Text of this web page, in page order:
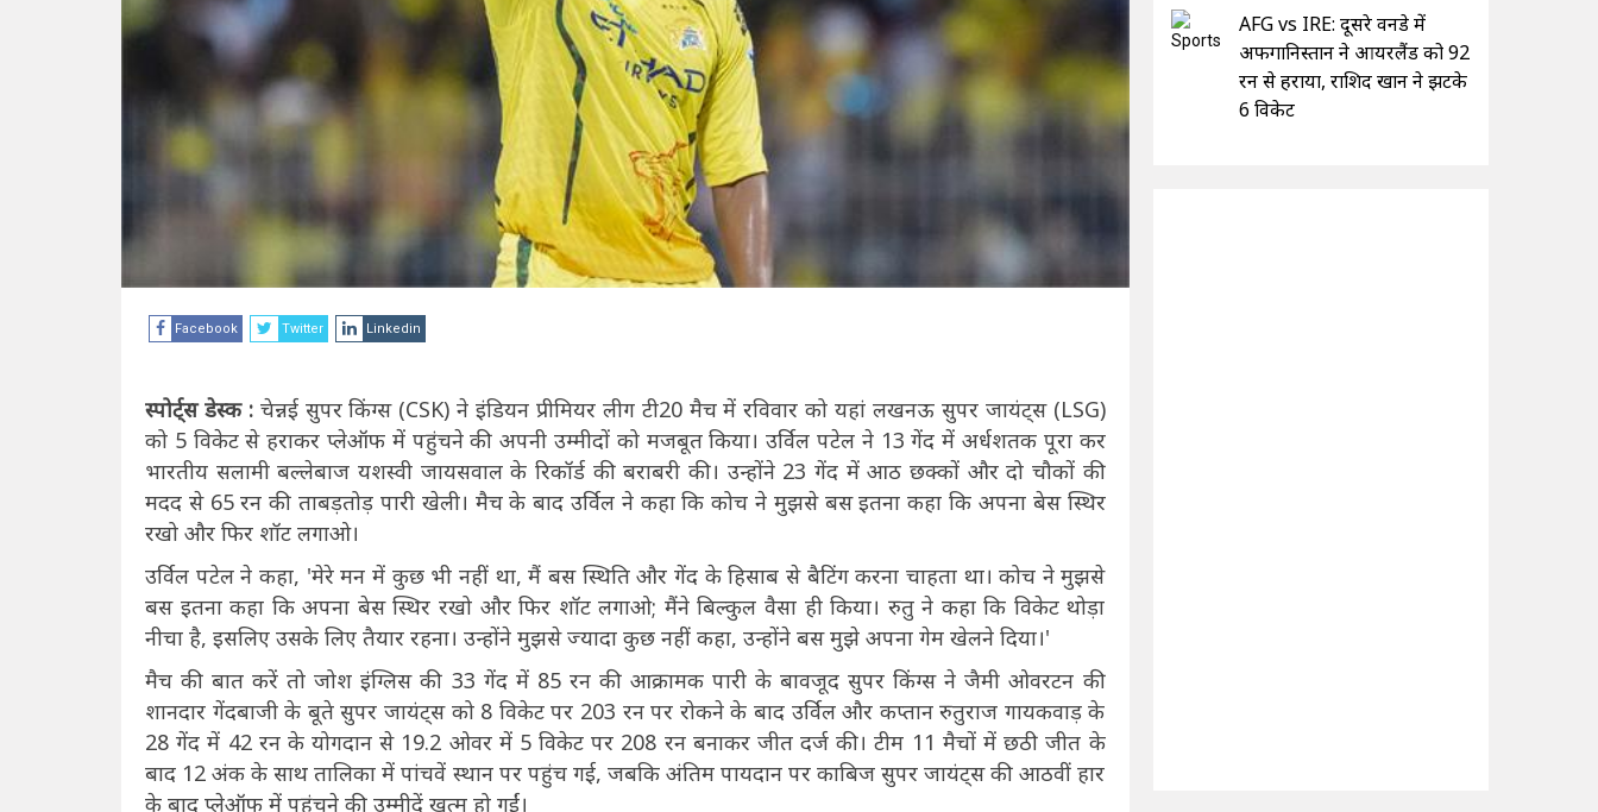
Facebook Twitter Linkedin
स्पोर्ट्स डेस्क :चेन्नई सुपर किंग्स (CSK) ने इंडियन प्रीमियर लीग टी20 मैच में रविवार को यहां लखनऊ सुपर जायंट्स (LSG)
को 5 विकेट से हराकर प्लेऑफ में पहुंचने की अपनी उम्मीदों को मजबूत किया। उर्विल पटेल ने 13 गेंद में अर्धशतक पूरा कर
भारतीय सलामी बल्लेबाज यशस्वी जायसवाल के रिकॉर्ड की बराबरी की। उन्होंने 23 गेंद में आठ छक्कों और दो चौकों की
मदद से 65 रन की ताबड़तोड़ पारी खेली। मैच के बाद उर्विल ने कहा कि कोच ने मुझसे बस इतना कहा कि अपना बेस स्थिर
रखो और फिर शॉट लगाओ।
उर्विल पटेल ने कहा, 'मेरे मन में कुछ भी नहीं था, मैं बस स्थिति और गेंद के हिसाब से बैटिंग करना चाहता था। कोच ने मुझसे
बस इतना कहा कि अपना बेस स्थिर रखो और फिर शॉट लगाओ; मैंने बिल्कुल वैसा ही किया। रुतु ने कहा कि विकेट थोड़ा
नीचा है, इसलिए उसके लिए तैयार रहना। उन्होंने मुझसे ज्यादा कुछ नहीं कहा, उन्होंने बस मुझे अपना गेम खेलने दिया।'
मैच की बात करें तो जोश इंग्लिस की 33 गेंद में 85 रन की आक्रामक पारी के बावजूद सुपर किंग्स ने जैमी ओवरटन की
शानदार गेंदबाजी के बूते सुपर जायंट्स को 8 विकेट पर 203 रन पर रोकने के बाद उर्विल और कप्तान रुतुराज गायकवाड़ के
28 गेंद में 42 रन के योगदान से 19.2 ओवर में 5 विकेट पर 208 रन बनाकर जीत दर्ज की। टीम 11 मैचों में छठी जीत के
बाद 12 अंक के साथ तालिका में पांचवें स्थान पर पहुंच गई, जबकि अंतिम पायदान पर काबिज सुपर जायंट्स की आठवीं हार
के बाद प्लेऑफ में पहुंचने की उम्मीदें खत्म हो गईं।
AFG vs IRE: दूसरे वनडे में
अफगानिस्तान ने आयरलैंड को 92
रन से हराया, राशिद खान ने झटके
6 विकेट